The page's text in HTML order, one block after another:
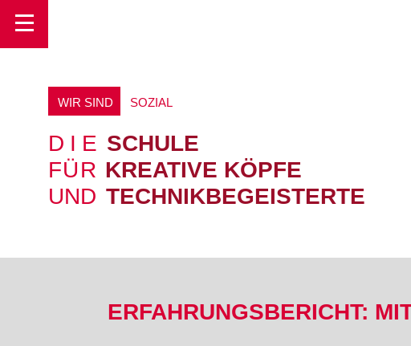
WIR SIND EUR
O
DIE SCHULE
FÜR KREATIVE KÖPFE
UND TECHNIKBEGEISTERTE
ERFAHRUNGSBERICHT: